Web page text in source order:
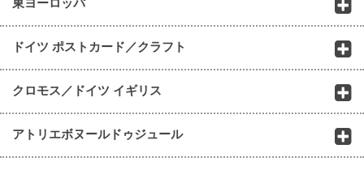
東ヨーロッパ
ドイツ ポストカード／クラフト
クロモス／ドイツ イギリス
アトリエボヌールドゥジュール